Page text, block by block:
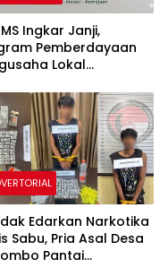
Ingkar Janji,
Pemberdayaan
Lokal
Kritikan
Edarkan Narkotika
Sabu, Pria Asal Desa
Pantai